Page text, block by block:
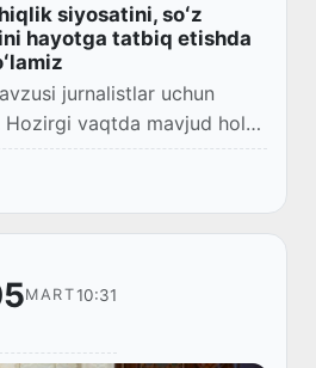
siyosatini, soʻz
hayotga tatbiq etishda
jurnalistlar uchun
vaqtda mavjud holat
tomonga butunlay
MART10:31